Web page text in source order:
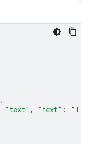
,
"text" , "text" :
"I